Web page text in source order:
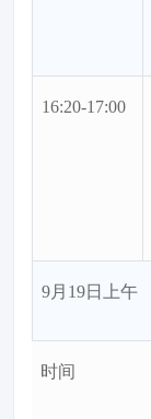
16:20-17:00
9月19日上午
时间